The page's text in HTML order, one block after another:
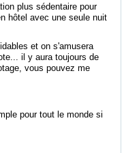
plus sédentaire pour
hôtel avec une seule nuit
et on s'amusera
il y aura toujours de
vous pouvez me
pour tout le monde si